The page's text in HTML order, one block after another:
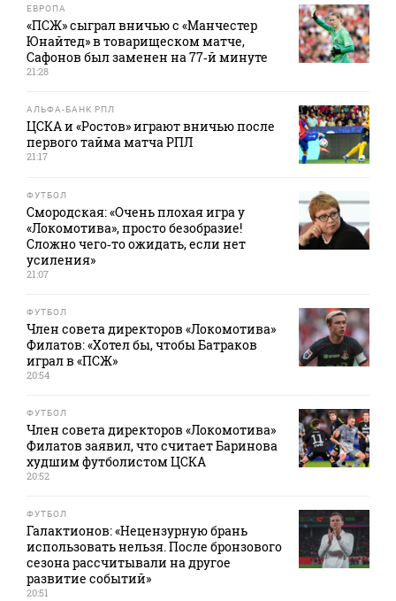
ЕВРОПА
«ПСЖ» сыграл вничью с «Манчестер
Юнайтед» в товарищеском матче,
Сафонов был заменен на 77‑й минуте
21:28
АЛЬФА-БАНК РПЛ
ЦСКА и «Ростов» играют вничью после
первого тайма матча РПЛ
21:17
ФУТБОЛ
Смородская: «Очень плохая игра у
«Локомотива», просто безобразие!
Сложно чего‑то ожидать, если нет
усиления»
21:07
ФУТБОЛ
Член совета директоров «Локомотива»
Филатов: «Хотел бы, чтобы Батраков
играл в «ПСЖ»
20:54
ФУТБОЛ
Член совета директоров «Локомотива»
Филатов заявил, что считает Баринова
худшим футболистом ЦСКА
20:52
ФУТБОЛ
Галактионов: «Нецензурную брань
использовать нельзя. После бронзового
сезона рассчитывали на другое
развитие событий»
20:51